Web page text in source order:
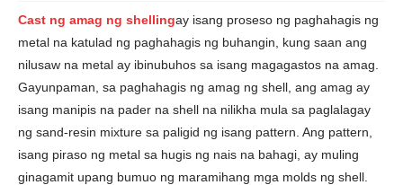
Cast ng amag ng shellingay isang proseso ng paghahagis ng
metal na katulad ng paghahagis ng buhangin, kung saan ang
nilusaw na metal ay ibinubuhos sa isang magagastos na amag.
Gayunpaman, sa paghahagis ng amag ng shell, ang amag ay
isang manipis na pader na shell na nilikha mula sa paglalagay
ng sand-resin mixture sa paligid ng isang pattern. Ang pattern,
isang piraso ng metal sa hugis ng nais na bahagi, ay muling
ginagamit upang bumuo ng maramihang mga molds ng shell.